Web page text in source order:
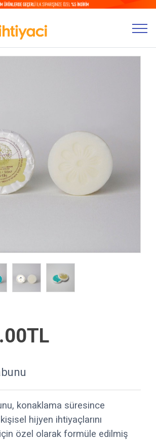
konaklama süresince
hijyen ihtiyaçlarını
özel olarak formüle edilmiş